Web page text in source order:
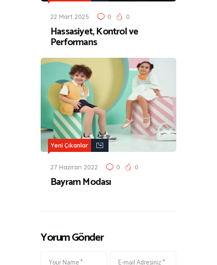
22 Mart 2025 0 0
Hassasiyet, Kontrol ve
Performans
Yeni Çıkanlar
27 Haziran 2022 0 0
Bayram Modası
Yorum Gönder